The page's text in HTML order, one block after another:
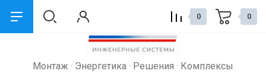
Монтаж · Энергетика · Решения · Комплексы
0 0